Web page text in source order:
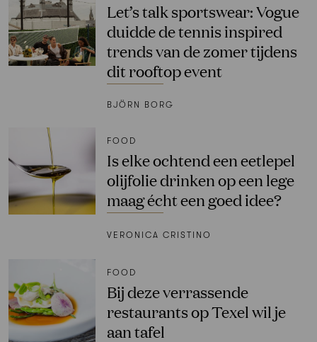
Let’s talk sportswear: Vogue
duidde de tennis inspired
trends van de zomer tijdens
dit rooftop event
BJÖRN BORG
FOOD
Is elke ochtend een eetlepel
olijfolie drinken op een lege
maag écht een goed idee?
VERONICA CRISTINO
FOOD
Bij deze verrassende
restaurants op Texel wil je
aan tafel